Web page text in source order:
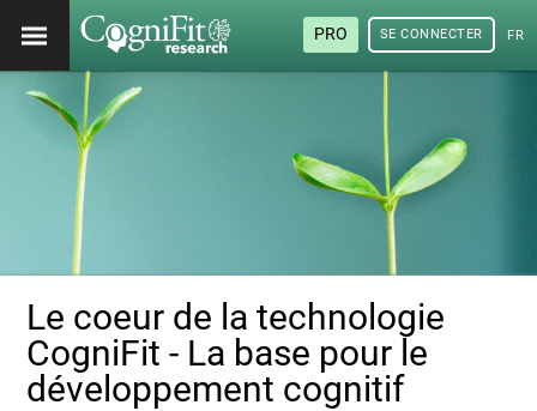
PRO SE CONNECTER
Le coeur de la technologie
CogniFit - La base pour le
développement cognitif